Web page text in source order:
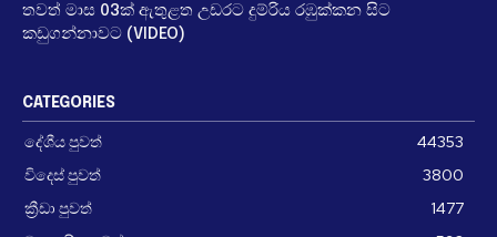
තවත් මාස 03ක් ඇතුළත උඩරට දුම්රිය රඹුක්කන සිට
කඩුගන්නාවට (VIDEO)
CATEGORIES
දේශීය පුවත්
44353
විදෙස් පුවත්
3800
ක්‍රීඩා පුවත්
1477